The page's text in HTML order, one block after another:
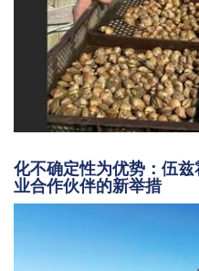
化不确定性为优势：伍
业合作伙伴的新举措